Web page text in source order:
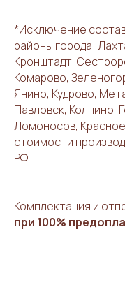
*Исключение
районы города:
Кронштадт,
Комарово,
Янино, Кудрово,
Павловск, Колпино,
Ломоносов,
стоимости
РФ.
Комплектация и
при 100%